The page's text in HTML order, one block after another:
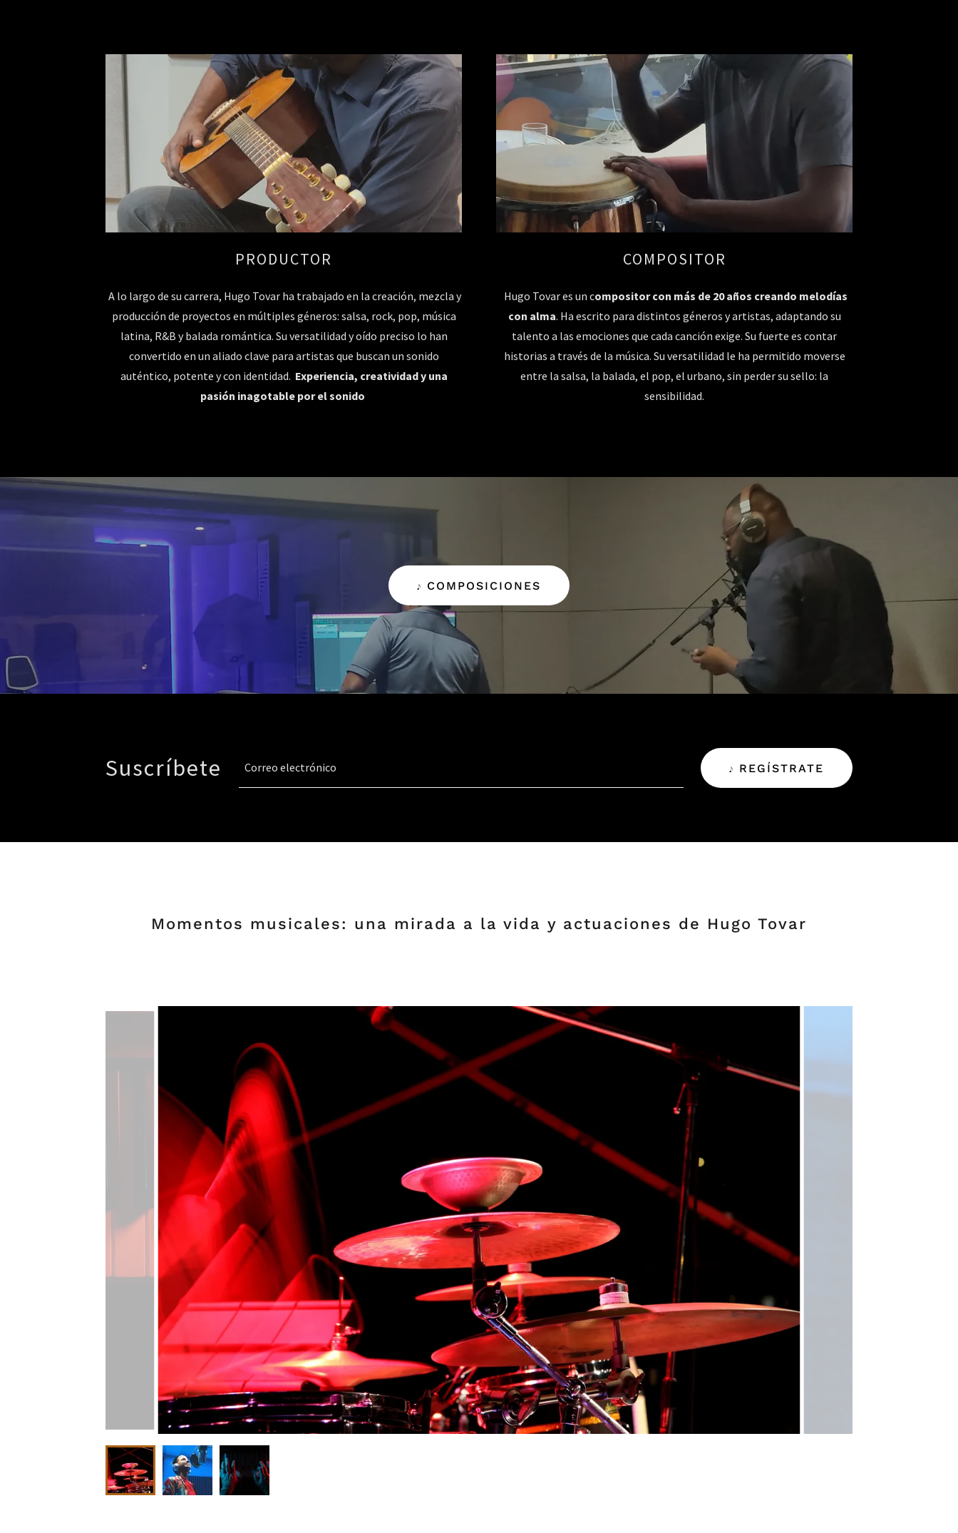
PRODUCTOR
A lo largo de su carrera, Hugo Tovar ha trabajado en la creación, mezcla y
producción de proyectos en múltiples géneros: salsa, rock, pop, música
latina, R&B y balada romántica. Su versatilidad y oído preciso lo han
convertido en un aliado clave para artistas que buscan un sonido
auténtico, potente y con identidad. Experiencia, creatividad y una
pasión inagotable por el sonido
COMPOSITOR
Hugo Tovar es un compositor con más de 20 años creando melodías
con alma. Ha escrito para distintos géneros y artistas, adaptando su
talento a las emociones que cada canción exige. Su fuerte es contar
historias a través de la música. Su versatilidad le ha permitido moverse
entre la salsa, la balada, el pop, el urbano, sin perder su sello: la
sensibilidad.
𝆕 COMPOSICIONES
Suscríbete Correo electrónico 𝆕 REGÍSTRATE
Momentos musicales: una mirada a la vida y actuaciones de Hugo Tovar